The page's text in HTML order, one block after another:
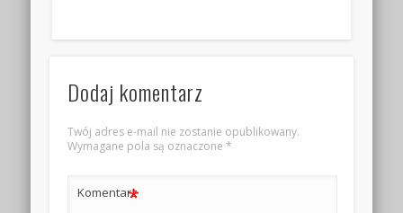
Dodaj komentarz
Twój adres e-mail nie zostanie opublikowany.
Wymagane pola są oznaczone *
Komentarz
*